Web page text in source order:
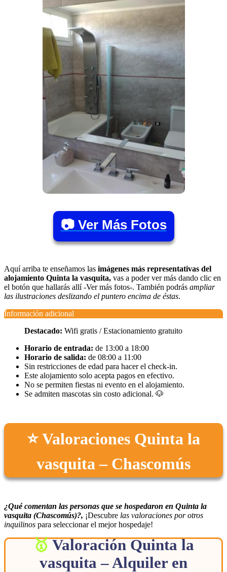
📷 Ver Más Fotos
Aquí arriba te enseñamos las imágenes más representativas del
alojamiento Quinta la vasquita, vas a poder ver más dando clic en
el botón que hallarás allí -Ver más fotos-. También podrás ampliar
las ilustraciones deslizando el puntero encima de éstas.
Información adicional
Destacado: Wifi gratis / Estacionamiento gratuito
Horario de entrada: de 13:00 a 18:00
Horario de salida: de 08:00 a 11:00
Sin restricciones de edad para hacer el check-in.
Este alojamiento solo acepta pagos en efectivo.
No se permiten fiestas ni evento en el alojamiento.
Se admiten mascotas sin costo adicional. 🐶
⭐ Valoraciones Quinta la
vasquita – Chascomús
¿Qué comentan las personas que se hospedaron en Quinta la
vasquita (Chascomús)?, ¡Descubre las valoraciones por otros
inquilinos para seleccionar el mejor hospedaje!
Valoración Quinta la
vasquita – Alquiler en